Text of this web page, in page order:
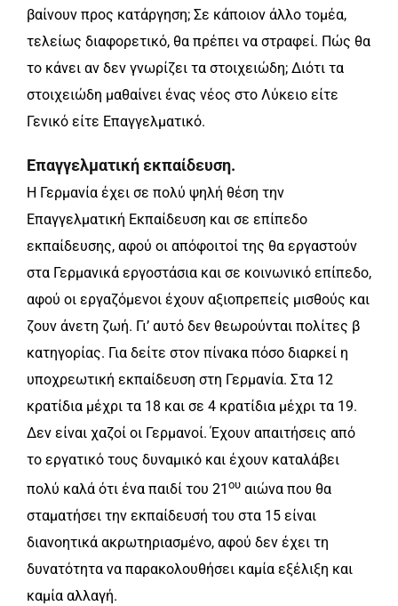
βαίνουν προς κατάργηση; Σε κάποιον άλλο τομέα,
τελείως διαφορετικό, θα πρέπει να στραφεί. Πώς θα
το κάνει αν δεν γνωρίζει τα στοιχειώδη; Διότι τα
στοιχειώδη μαθαίνει ένας νέος στο Λύκειο είτε
Γενικό είτε Επαγγελματικό.
Επαγγελματική εκπαίδευση.
Η Γερμανία έχει σε πολύ ψηλή θέση την
Επαγγελματική Εκπαίδευση και σε επίπεδο
εκπαίδευσης, αφού οι απόφοιτοί της θα εργαστούν
στα Γερμανικά εργοστάσια και σε κοινωνικό επίπεδο,
αφού οι εργαζόμενοι έχουν αξιοπρεπείς μισθούς και
ζουν άνετη ζωή. Γι’ αυτό δεν θεωρούνται πολίτες β
κατηγορίας. Για δείτε στον πίνακα πόσο διαρκεί η
υποχρεωτική εκπαίδευση στη Γερμανία. Στα 12
κρατίδια μέχρι τα 18 και σε 4 κρατίδια μέχρι τα 19.
Δεν είναι χαζοί οι Γερμανοί. Έχουν απαιτήσεις από
το εργατικό τους δυναμικό και έχουν καταλάβει
πολύ καλά ότι ένα παιδί του 21 ου αιώνα που θα
σταματήσει την εκπαίδευσή του στα 15 είναι
διανοητικά ακρωτηριασμένο, αφού δεν έχει τη
δυνατότητα να παρακολουθήσει καμία εξέλιξη και
καμία αλλαγή.